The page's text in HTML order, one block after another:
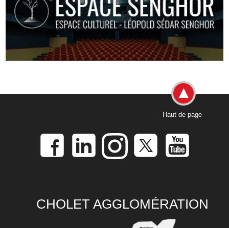
Haut de page
CHOLET AGGLOMÉRATION